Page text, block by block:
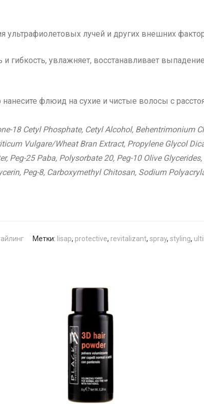
ультрафиолетовых лучей и других внешних
и гибкость, увлажняет, восстанавливает
флюид на сухие и чистые волосы с
18 Cetyl Phosphate, Cetyl Alcohol, Behentrimonium
Vulgare/Wheat Bran Extract, Propylene Glycol
Peg-25 Paba, Polysorbate 20, Peg-10 Olive
Peg-8, Carboxymethyl Chitosan, Sodium
Метки: lisap, protective, revitalizant, spray, styling,